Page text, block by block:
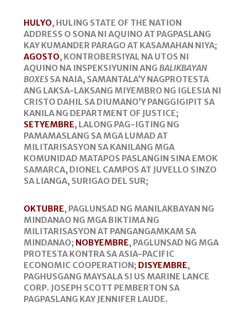
HULYO, HULING STATE OF THE NATION
ADDRESS O SONA NI AQUINO AT PAGPASLANG
KAY KUMANDER PARAGO AT KASAMAHAN NIYA;
AGOSTO, KONTROBERSIYAL NA UTOS NI
AQUINO NA INSPEKSIYUNIN ANG BALIKBAYAN
BOXES SA NAIA, SAMANTALA’Y NAGPROTESTA
ANG LAKSA-LAKSANG MIYEMBRO NG IGLESIA NI
CRISTO DAHIL SA DIUMANO’Y PANGGIGIPIT SA
KANILA NG DEPARTMENT OF JUSTICE;
SETYEMBRE, LALONG PAG-IGTING NG
PAMAMASLANG SA MGA LUMAD AT
MILITARISASYON SA KANILANG MGA
KOMUNIDAD MATAPOS PASLANGIN SINA EMOK
SAMARCA, DIONEL CAMPOS AT JUVELLO SINZO
SA LIANGA, SURIGAO DEL SUR;
OKTUBRE, PAGLUNSAD NG MANILAKBAYAN NG
MINDANAO NG MGA BIKTIMA NG
MILITARISASYON AT PANGANGAMKAM SA
MINDANAO; NOBYEMBRE, PAGLUNSAD NG MGA
PROTESTA KONTRA SA ASIA-PACIFIC
ECONOMIC COOPERATION; DISYEMBRE,
PAGHUSGANG MAYSALA SI US MARINE LANCE
CORP. JOSEPH SCOTT PEMBERTON SA
PAGPASLANG KAY JENNIFER LAUDE.